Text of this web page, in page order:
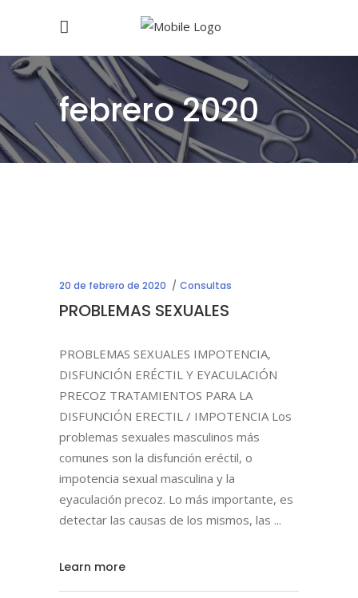
febrero 2020
20 de febrero de 2020 Consultas
PROBLEMAS SEXUALES
PROBLEMAS SEXUALES IMPOTENCIA,
DISFUNCIÓN ERÉCTIL Y EYACULACIÓN
PRECOZ TRATAMIENTOS PARA LA
DISFUNCIÓN ERECTIL / IMPOTENCIA Los
problemas sexuales masculinos más
comunes son la disfunción eréctil, o
impotencia sexual masculina y la
eyaculación precoz. Lo más importante, es
detectar las causas de los mismos, las
Learn more